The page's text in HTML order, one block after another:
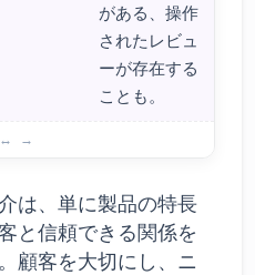
がある、操作
されたレビュ
ーが存在する
ことも。
は、単に製品の特長
と信頼できる関係を
顧客を大切にし、ニ